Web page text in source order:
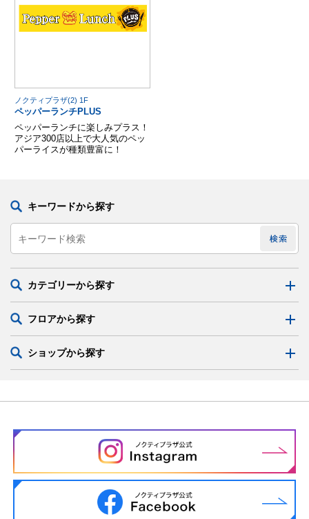
ノクティプラザ(2) 1F
ペッパーランチPLUS
ペッパーランチに楽しみプラス！
アジア300店以上で大人気のペッ
パーライスが種類豊富に！
キーワードから探す
カテゴリーから探す
フロアから探す
ショップから探す